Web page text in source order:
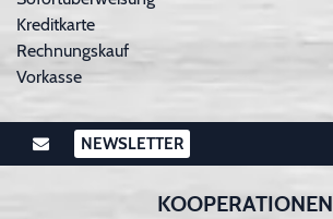
Kreditkarte
Rechnungskauf
Vorkasse
NEWSLETTER
KOOPERATIONEN